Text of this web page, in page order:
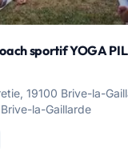
sportif YOGA
Gaillarde - Brive-
19100 Brive-la-
la-Gaillarde